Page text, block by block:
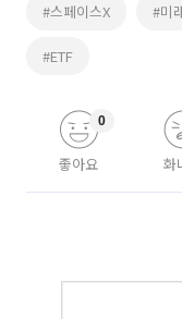
#스페이스X #미
#ETF
좋아요
0
화